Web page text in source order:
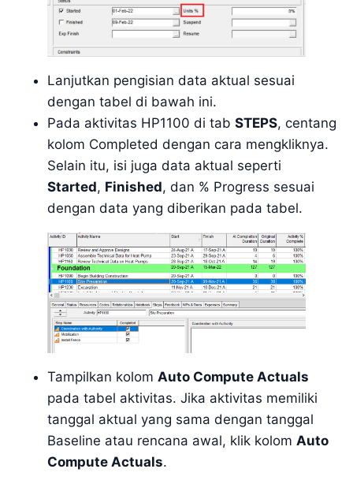
Lanjutkan pengisian data aktual sesuai
dengan tabel di bawah ini.
Pada aktivitas HP1100 di tab STEPS, centang
kolom Completed dengan cara mengkliknya.
Selain itu, isi juga data aktual seperti
Started, Finished, dan % Progress sesuai
dengan data yang diberikan pada tabel.
Tampilkan kolom Auto Compute Actuals
pada tabel aktivitas. Jika aktivitas memiliki
tanggal aktual yang sama dengan tanggal
Baseline atau rencana awal, klik kolom Auto
Compute Actuals.